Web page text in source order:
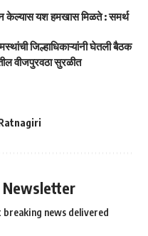
केल्यास यश हमखास मिळते : समर्थ
जिल्हाधिकाऱ्यांनी घेतली बैठक
वीजपुरवठा सुरळीत
Newsletter
breaking news delivered